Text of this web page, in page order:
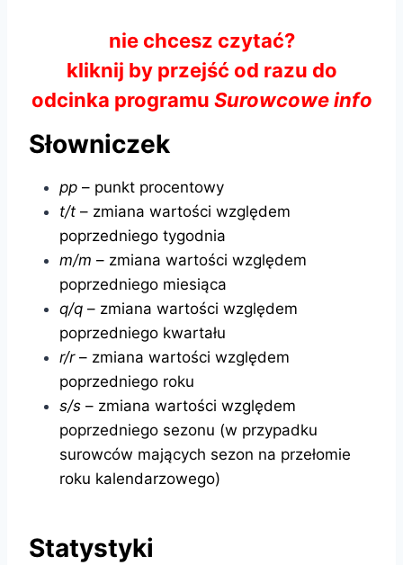
nie chcesz czytać?
kliknij by przejść od razu do
odcinka programu Surowcowe info
Słowniczek
pp – punkt procentowy
t/t – zmiana wartości względem
poprzedniego tygodnia
m/m – zmiana wartości względem
poprzedniego miesiąca
q/q – zmiana wartości względem
poprzedniego kwartału
r/r– zmiana wartości względem
poprzedniego roku
s/s – zmiana wartości względem
poprzedniego sezonu (w przypadku
surowców mających sezon na przełomie
roku kalendarzowego)
Statystyki